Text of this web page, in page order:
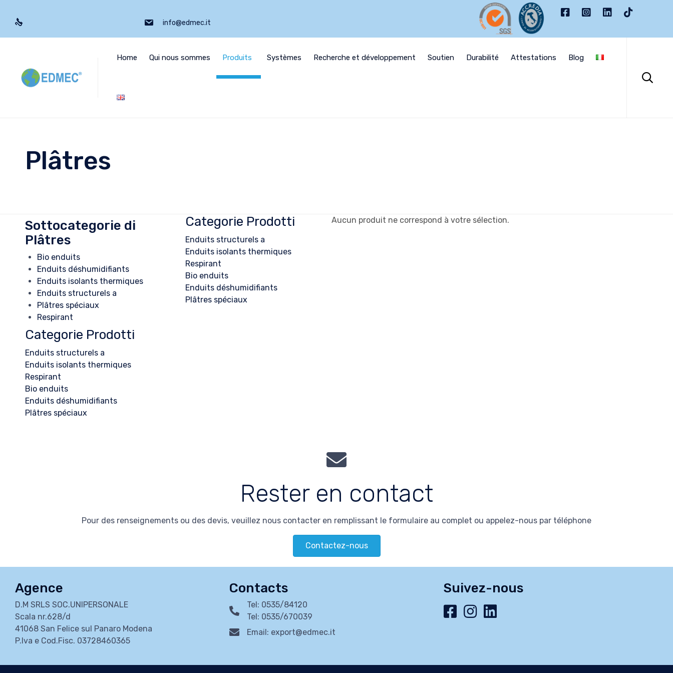
info@edmec.it
Home Qui nous sommes Produits Systèmes Recherche et développement Soutien Durabilité Attestations Blog

Plâtres
Sottocategorie di
Plâtres
Bio enduits
Enduits déshumidifiants
Enduits isolants thermiques
Enduits structurels a
Plâtres spéciaux
Respirant
Categorie Prodotti
Enduits structurels a
Enduits isolants thermiques
Respirant
Bio enduits
Enduits déshumidifiants
Plâtres spéciaux
Aucun produit ne correspond à votre sélection.
Categorie Prodotti
Enduits structurels a
Enduits isolants thermiques
Respirant
Bio enduits
Enduits déshumidifiants
Plâtres spéciaux
Rester en contact
Pour des renseignements ou des devis, veuillez nous contacter en remplissant le formulaire au complet ou appelez-nous par téléphone
Contactez-nous
Agence
D.M SRLS SOC.UNIPERSONALE
Scala nr.628/d
41068 San Felice sul Panaro Modena
P.Iva e Cod.Fisc. 03728460365
Contacts
Tel: 0535/84120
Tel: 0535/670039
Email: export@edmec.it
Suivez-nous